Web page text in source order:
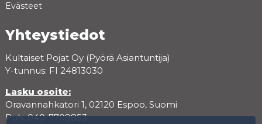
Evästeet
Yhteystiedot
Kultaiset Pojat Oy (Pyörä Asiantuntija)
Y-tunnus: FI 24813030
Lasku osoite:
Oravannahkatori 1, 02120 Espoo, Suomi
Puh. 040-7709853